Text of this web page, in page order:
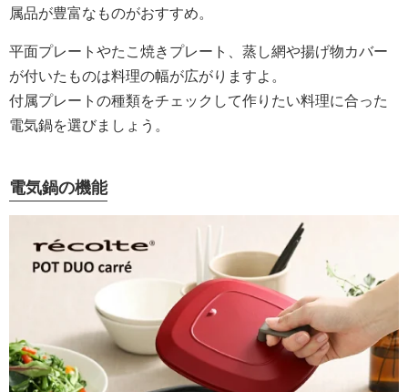
属品が豊富なものがおすすめ。
平面プレートやたこ焼きプレート、蒸し網や揚げ物カバー
が付いたものは料理の幅が広がりますよ。
付属プレートの種類をチェックして作りたい料理に合った
電気鍋を選びましょう。
電気鍋の機能